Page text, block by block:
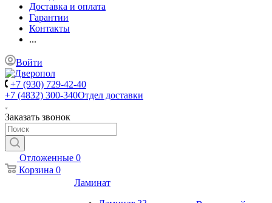
Доставка и оплата
Гарантии
Контакты
...
Войти
+7 (930) 729-42-40
+7 (4832) 300-340Отдел доставки
Заказать звонок
Отложенные 0
Корзина 0
Ламинат